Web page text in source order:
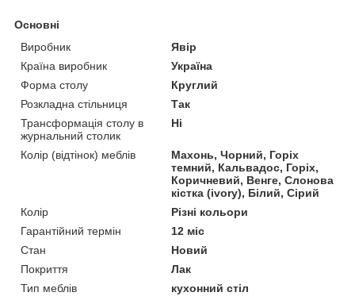
Основні
Виробник
Явір
Країна виробник
Україна
Форма столу
Круглий
Розкладна стільниця
Так
Трансформація столу в
журнальний столик
Ні
Колір (відтінок) меблів
Махонь, Чорний, Горіх
темний, Кальвадос, Горіх,
Коричневий, Венге, Слонова
кістка (ivory), Білий, Сірий
Колір
Різні кольори
Гарантійний термін
12 міс
Стан
Новий
Покриття
Лак
Тип меблів
кухонний стіл